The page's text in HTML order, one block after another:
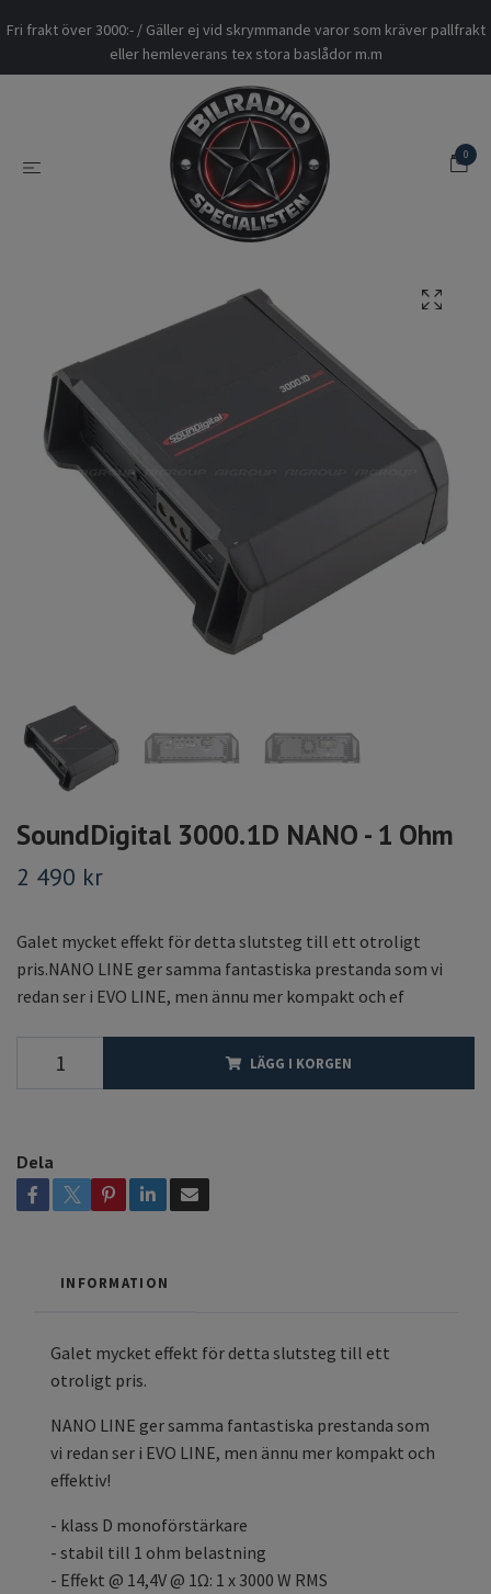
Fri frakt över 3000:- / Gäller ej vid skrymmande varor som kräver pallfrakt
eller hemleverans tex stora baslådor m.m
0
SoundDigital 3000.1D NANO - 1 Ohm
2 490 kr
Galet mycket effekt för detta slutsteg till ett otroligt
pris.NANO LINE ger samma fantastiska prestanda som vi
redan ser i EVO LINE, men ännu mer kompakt och ef
LÄGG I KORGEN
Dela
INFORMATION
Galet mycket effekt för detta slutsteg till ett
otroligt pris.
NANO LINE ger samma fantastiska prestanda som
vi redan ser i EVO LINE, men ännu mer kompakt och
effektiv!
- klass D monoförstärkare
- stabil till 1 ohm belastning
- Effekt @ 14,4V @ 1Ω: 1 x 3000 W RMS